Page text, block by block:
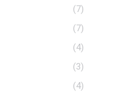
(7)
(7)
(4)
(3)
(4)